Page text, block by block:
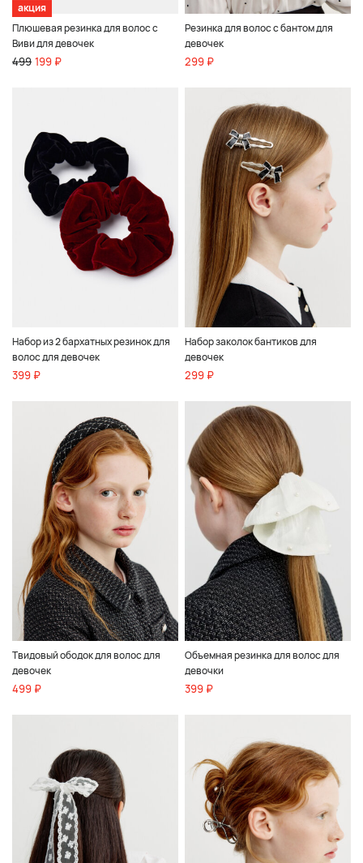
акция
Плюшевая резинка для волос с
Виви для девочек
499 199 ₽
Резинка для волос с бантом для
девочек
299 ₽
Набор из 2 бархатных резинок для
волос для девочек
399 ₽
Набор заколок бантиков для
девочек
299 ₽
Твидовый ободок для волос для
девочек
499 ₽
Объемная резинка для волос для
девочки
399 ₽